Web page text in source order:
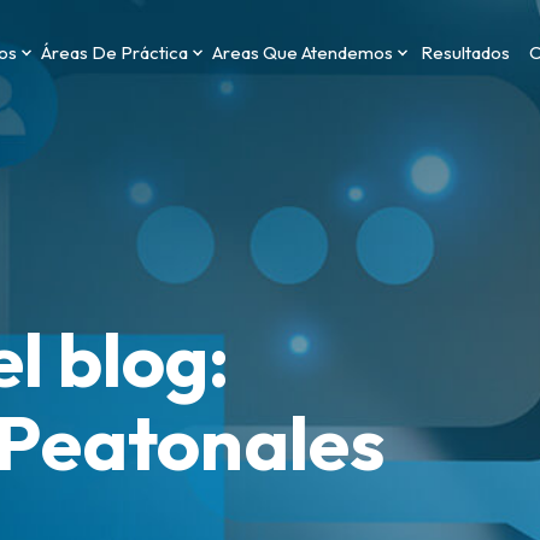
Áreas De Práctica Areas Que Atendemos Resultados
blog: